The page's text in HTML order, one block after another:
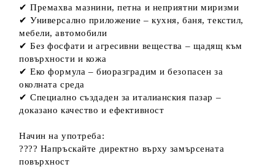
✔ Премахва мазнини, петна и неприятни миризми
✔ Универсално приложение – кухня, баня, текстил,
мебели, автомобили
✔ Без фосфати и агресивни вещества – щадящ към
повърхности и кожа
✔ Еко формула – биоразградим и безопасен за
околната среда
✔ Специално създаден за италианския пазар –
доказано качество и ефективност
Начин на употреба:
???? Напръскайте директно върху замърсената
повърхност